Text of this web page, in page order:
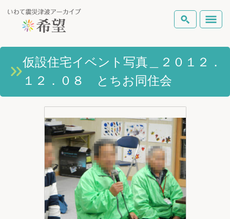
いわて震災津波アーカイブとは
岩手県の被害状況
ピックアップコンテンツ
Foreign Laguage
検索
仮設住宅イベント写真＿２０１２．
１２．０８ とちお同住会